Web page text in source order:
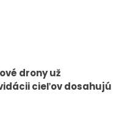
drony už
cieľov dosahujú